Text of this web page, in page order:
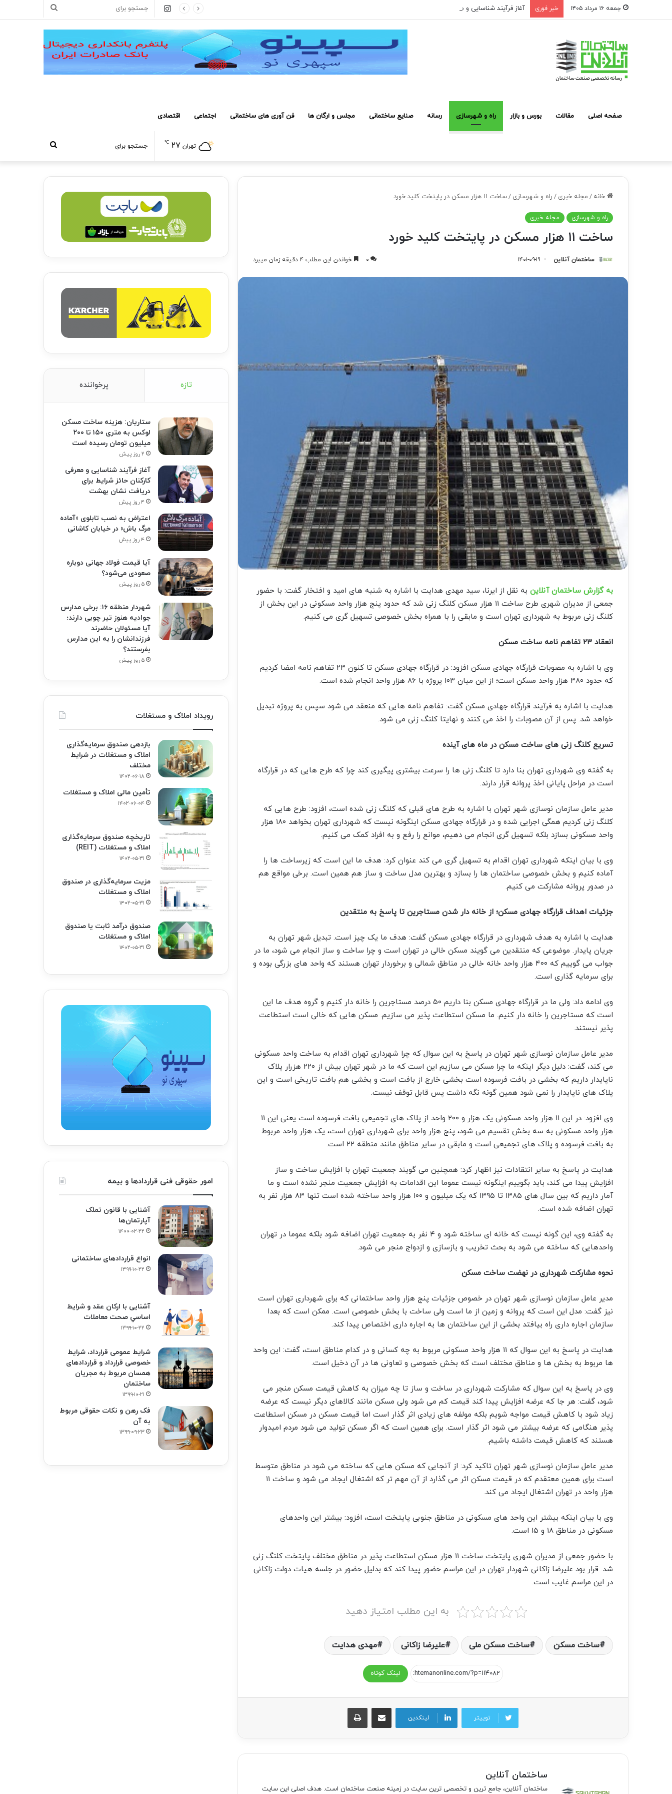
جمعه ۱۶ مرداد ۱۴۰۵ خبر فوری آغاز فرآیند شناسایی و معرفی کارکنان حائز شرایط برای دریافت نشان بهشت
جستجو
اینستاگرام
صفحه اصلی مقالات بورس و بازار راه و شهرسازی رسانه صنایع ساختمانی مجلس و ارگان ها فن آوری های ساختمانی اجتماعی اقتصادی
جستجو
برای
تهران ۲۷ ℃
خانه / مجله خبری / راه و شهرسازی /ساخت ۱۱ هزار مسکن در پایتخت کلید خورد
راه و شهرسازی مجله خبری
ساخت ۱۱ هزار مسکن در پایتخت کلید خورد
ساختمان آنلاین ۱۴۰۱-۰۹-۱۹ ۰ خواندن این مطلب ۴ دقیقه زمان میبرد
به گزارش ساختمان آنلاین به نقل از ایرنا، سید مهدی هدایت با اشاره به شنبه های امید و افتخار گفت: با حضور
جمعی از مدیران شهری طرح ساخت ۱۱ هزار مسکن کلنگ زنی شد که حدود پنج هزار واحد مسکونی در این بخش از
کلنگ زنی مربوط به شهرداری تهران است و مابقی را با همراه بخش خصوصی تسهیل گری می کنیم.
انعقاد ۲۳ تفاهم نامه ساخت مسکن
وی با اشاره به مصوبات قرارگاه جهادی مسکن افزود: در قرارگاه جهادی مسکن تا کنون ۲۳ تفاهم نامه امضا کردیم
که حدود ۳۸۰ هزار واحد مسکن است؛ از این میان ۱۰۳ پروژه با ۸۶ هزار واحد انجام شده است.
هدایت با اشاره به فرآیند قرارگاه جهادی مسکن گفت: تفاهم نامه هایی که منعقد می شود سپس به پروژه تبدیل
خواهد شد. پس از آن مصوبات را اخذ می کنند و نهایتا کلنگ زنی می شود.
تسریع کلنگ زنی های ساخت مسکن در ماه های آینده
به گفته وی شهرداری تهران بنا دارد تا کلنگ زنی ها را سرعت بیشتری پیگیری کند چرا که طرح هایی که در قرارگاه
است در مراحل پایانی اخذ پروانه قرار دارند.
مدیر عامل سازمان نوسازی شهر تهران با اشاره به طرح های قبلی که کلنگ زنی شده است، افزود: طرح هایی که
کلنگ زنی کردیم همگی اجرایی شده و در قرارگاه جهادی مسکن اینگونه نیست که شهرداری تهران بخواهد ۱۸۰ هزار
واحد مسکونی بسازد بلکه تسهیل گری انجام می دهیم، موانع را رفع و به افراد کمک می کنیم.
وی با بیان اینکه شهرداری تهران اقدام به تسهیل گری می کند عنوان کرد: هدف ما این است که زیرساخت ها را
آماده کنیم و بخش خصوصی ساختمان ها را بسازد و بهترین مدل ساخت و ساز هم همین است. برخی مواقع هم
در صدور پروانه مشارکت می کنیم.
جزئیات اهداف قرارگاه جهادی مسکن؛ از خانه دار شدن مستاجرین تا پاسخ به منتقدین
هدایت با اشاره به هدف شهرداری در قرارگاه جهادی مسکن گفت: هدف ما یک چیز است. تبدیل شهر تهران به
جریان پایدار. موضوعی که منتقدین می گویند مسکن خالی در تهران است و چرا ساخت و ساز انجام می شود، ما در
جواب می گوییم که ۴۰۰ هزار واحد خانه خالی در مناطق شمالی و برخوردار تهران هستند که واحد های بزرگی بوده و
برای سرمایه گذاری است.
وی ادامه داد: ولی ما در قرارگاه جهادی مسکن بنا داریم ۵۰ درصد مستاجرین را خانه دار کنیم و گروه هدف ما این
است که مستاجرین را خانه دار کنیم. ما مسکن استطاعت پذیر می سازیم. مسکن هایی که خالی است استطاعت
پذیر نیستند.
مدیر عامل سازمان نوسازی شهر تهران در پاسخ به این سوال که چرا شهرداری تهران اقدام به ساخت واحد مسکونی
می کند، گفت: دلیل دیگر اینکه ما چرا مسکن می سازیم این است که ما در شهر تهران بیش از ۲۲۰ هزرار پلاک
ناپایدار داریم که بخشی در بافت فرسوده است بخشی خارج از بافت است و بخشی هم بافت تاریخی است و این
پلاک های ناپایدار را نمی شود همین گونه نگه داشت پس قابل توقف نیست.
وی افزود: در این ۱۱ هزار واحد مسکونی یک هزار و ۲۰۰ واحد از پلاک های تجمیعی بافت فرسوده است یعنی این ۱۱
هزار واحد مسکونی به سه بخش تقسیم می شود، پنج هزار واحد برای شهرداری تهران است، یک هزار واحد مربوط
به بافت فرسوده و پلاک های تجمیعی است و مابقی در سایر مناطق مانند منطقه ۲۲ است.
هدایت در پاسخ به سایر انتقادات نیز اظهار کرد: همچنین می گویند جمعیت تهران با افزایش ساخت و ساز
افزایش پیدا می کند، باید بگوییم اینگونه نیست عموما این اقدامات به افزایش جمعیت منجر نشده است و ما
آمار داریم که بین سال های ۱۳۸۵ تا ۱۳۹۵ که یک میلیون و ۱۰۰ هزار واحد ساخته شده است تنها ۸۳ هزار نفر به
تهران اضافه شده است.
به گفته وی، این گونه نیست که خانه ای ساخته شود و ۴ نفر به جمعیت تهران اضافه شود بلکه عموما در تهران
واحدهایی که ساخته می شود به بحث تخریب و بازسازی و ازدواج منجر می شود.
نحوه مشارکت شهرداری در نهضت ساخت مسکن
مدیر عامل سازمان نوسازی شهر تهران در خصوص جزئیات پنج هزار واحد ساختمانی که برای شهرداری تهران است
نیز گفت: مدل این است که پروانه و زمین از ما است ولی ساخت با بخش خصوصی است. ممکن است که بعدا
سازمان اجاره داری راه بیافتد بخشی از این ساختمان ها به اجاره داری اختصاص پیدا کند.
هدایت در پاسخ به این سوال که ۱۱ هزار واحد مسکونی مربوط به چه کسانی و در کدام مناطق است، گفت: این واحد
ها مربوط به بخش ها و مناطق مختلف است که بخش خصوصی و تعاونی ها در آن دخیل است.
وی در پاسخ به این سوال که مشارکت شهرداری در ساخت و ساز تا چه میزان به کاهش قیمت مسکن منجر می
شود، گفت: هر جا که عرضه افزایش پیدا کند قیمت کم می شود ولی مسکن مانند کالاهای دیگر نیست که عرضه
زیاد شود با کاهش قیمت مواجه شویم بلکه مولفه های زیادی اثر گذار است اما قیمت مسکن در مسکن استطاعت
پذیر هنگامی که عرضه بیشتر می شود اثر گذار است. برای همین است که اگر مسکن تولید می شود مردم امیدوار
هستند که کاهش قیمت داشته باشیم.
مدیر عامل سازمان نوسازی شهر تهران تاکید کرد: از آنجایی که مسکن هایی که ساخته می شود در مناطق متوسط
است برای همین معتقدم که در قیمت مسکن اثر می گذارد از آن مهم تر که اشتغال ایجاد می شود و ساخت ۱۱
هزار واحد در تهران اشتغال ایجاد می کند.
وی با بیان اینکه بیشتر این واحد های مسکونی در مناطق جنوبی پایتخت است، افزود: بیشتر این واحدهای
مسکونی در مناطق ۱۸ و ۱۵ است.
با حضور جمعی از مدیران شهری پایتخت ساخت ۱۱ هزار مسکن استطاعت پذیر در مناطق مختلف پایتخت کلنگ زنی
شد. قرار بود علیرضا زاکانی شهردار تهران در این مراسم حضور پیدا کند که بدلیل حضور در جلسه هیات دولت زاکانی
در این مراسم غایب است.
به این مطلب امتیاز دهید
ساخت مسکن ساخت مسکن ملی علیرضا زاکانی مهدی هدایت
لینک کوتاه
توییتر لینکدین
اشتراک گذاری از طریق ایمیل چاپ
ساختمان آنلاین
ساختمان آنلاین، جامع ترین و تخصصی ترین سایت در زمینه صنعت ساختمان است. هدف اصلی این سایت
تازه پرخواننده
ستاریان: هزینه ساخت مسکن
لوکس به متری ۱۵۰ تا ۲۰۰
میلیون تومان رسیده است
۲ روز پیش
آغاز فرآیند شناسایی و معرفی
کارکنان حائز شرایط برای
دریافت نشان بهشت
۴ روز پیش
اعتراض به نصب تابلوی «آماده
مرگ باش» در خیابان کاشانی
۴ روز پیش
آیا قیمت فولاد جهانی دوباره
صعودی می‌شود؟
۵ روز پیش
شهردار منطقه ۱۶: برخی مدارس
جوادیه هنوز تیر چوبی دارند؛
آیا مسئولان حاضرند
فرزندانشان را به این مدارس
بفرستند؟
۵ روز پیش
رویداد املاک و مستغلات
بازدهی صندوق سرمایه‌گذاری
املاک و مستغلات در شرایط
مختلف
۱۴۰۲-۰۶-۱۸
تأمین مالی املاک و مستغلات
۱۴۰۲-۰۶-۰۴
تاریخچه صندوق سرمایه‌گذاری
املاک و مستغلات (REIT)
۱۴۰۲-۰۵-۳۱
مزیت سرمایه‌گذاری در صندوق
املاک و مستغلات
۱۴۰۲-۰۵-۳۱
صندوق درآمد ثابت یا صندوق
املاک و مستغلات
۱۴۰۲-۰۵-۳۱
امور حقوقی فنی قراردادها و بیمه
آشنایی با قانون تملک
آپارتمان‌ها
۱۴۰۰-۰۲-۲۲
انواع قراردادهای ساختمانی
۱۳۹۹-۱۰-۲۲
آشنایی با ارکان عقد و شرايط
اساسي صحت معاملات
۱۳۹۹-۱۰-۲۲
شرایط عمومی قرارداد، شرایط
خصوصی قرارداد و قراردادهای
همسان مربوط به مجریان
ساختمان
۱۳۹۹-۱۰-۲۱
فک‌ رهن و نکات حقوقی مربوط
به آن
۱۳۹۹-۰۹-۲۳